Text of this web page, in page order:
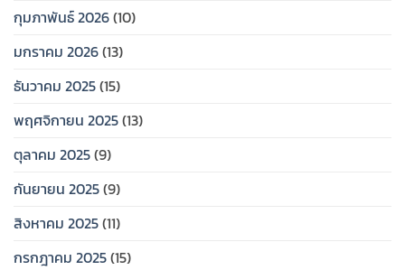
กุมภาพันธ์ 2026(10)
มกราคม 2026(13)
ธันวาคม 2025(15)
พฤศจิกายน 2025(13)
ตุลาคม 2025(9)
กันยายน 2025(9)
สิงหาคม 2025(11)
กรกฎาคม 2025(15)